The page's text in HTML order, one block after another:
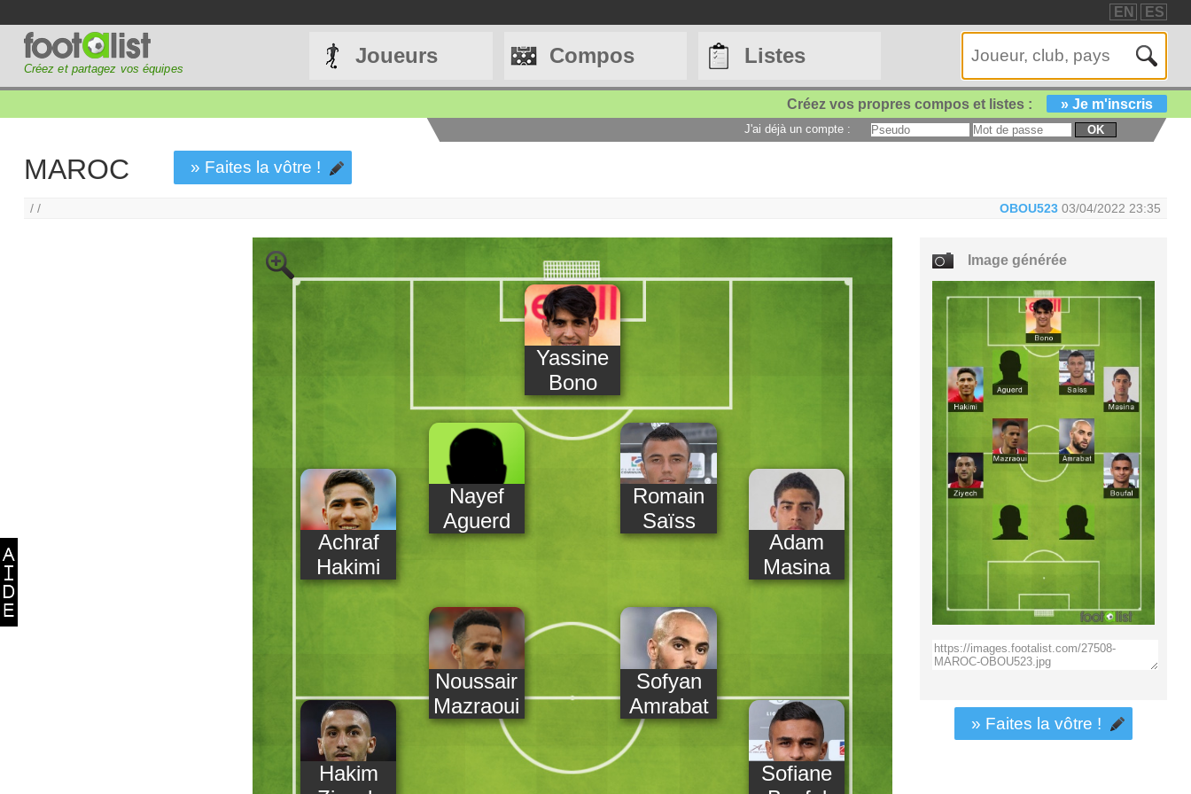
EN ES
Créez et partagez vos équipes
Joueurs Compos Listes
Créez vos propres compos et listes : » Je m'inscris
J'ai déjà un compte : OK
MAROC » Faites la vôtre !
/ / OBOU523 03/04/2022 23:35
Yassine
Bono
Achraf
Hakimi
Nayef
Aguerd
Romain
Saïss
Adam
Masina
Noussair
Mazraoui
Sofyan
Amrabat
Hakim
Sofiane
Image générée
» Faites la vôtre !